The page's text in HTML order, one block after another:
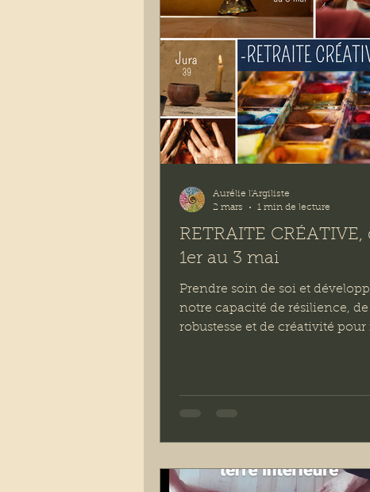
RETRAITE CRÉATIVE,
1er au 3 mai
Prendre soin de soi et
notre capacité de résilience, de
robustesse et de créativité pour
nous écouter, de sentir et
Nous tisserons ensemble des
Aurélie l'Argiliste
2 mars
1 min de lecture